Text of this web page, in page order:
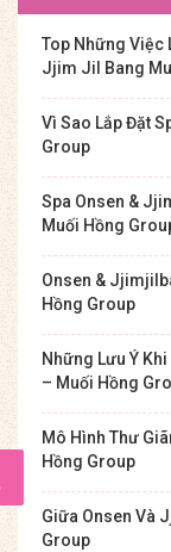
Top Những Việc
Jjim Jil Bang
Vì Sao Lắp Đặt
Group
Spa Onsen &
Muối Hồng
Onsen &
Hồng Group
Những Lưu Ý
– Muối Hồng
Mô Hình Thư
Hồng Group
Giữa Onsen Và
Group